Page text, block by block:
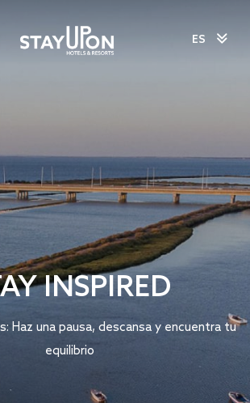
ES
INSPIRED
Haz una pausa, descansa y encuentra tu
equilibrio